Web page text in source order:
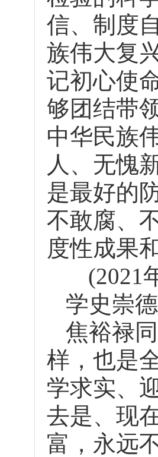
信、制度
族伟大复
记初心使
够团结带
中华民族
人、无愧
是最好的
不敢腐、
度性成果
(2021
学史崇德
焦裕禄
样，也是
学求实、
去是、现
富，永远